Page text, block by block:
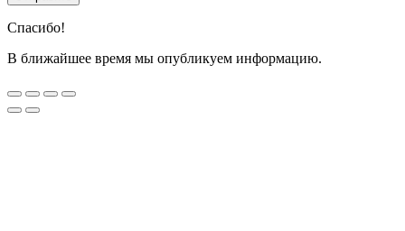
Спасибо!
В ближайшее время мы опубликуем информацию.